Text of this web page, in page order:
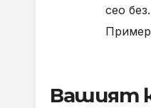
сео без.
Вашият